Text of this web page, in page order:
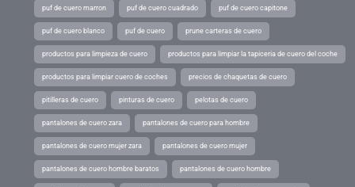
puf de cuero marron puf de cuero cuadrado puf de cuero capitone
puf de cuero blanco puf de cuero prune carteras de cuero
productos para limpieza de cuero productos para limpiar la tapiceria de cuero del coche
productos para limpiar cuero de coches precios de chaquetas de cuero
pitilleras de cuero pinturas de cuero pelotas de cuero
pantalones de cuero zara pantalones de cuero para hombre
pantalones de cuero mujer zara pantalones de cuero mujer
pantalones de cuero hombre baratos pantalones de cuero hombre